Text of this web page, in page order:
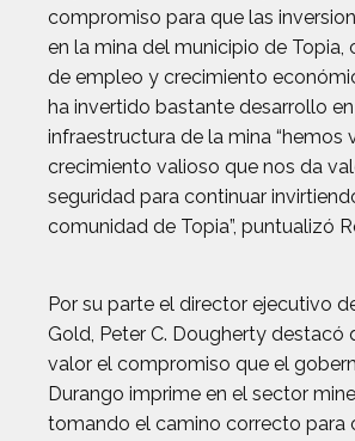
compromiso para que las
en la mina del municipio de Topia,
de empleo y crecimiento
ha invertido bastante desarrollo
infraestructura de la mina “hemos
crecimiento valioso que nos da
seguridad para continuar
comunidad de Topia”, puntualizó
Por su parte el director ejecutivo
Gold, Peter C. Dougherty destacó
valor el compromiso que el
Durango imprime en el sector
tomando el camino correcto para